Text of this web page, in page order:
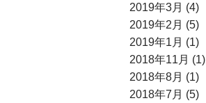
2019年3月 (4)
2019年2月 (5)
2019年1月 (1)
2018年11月 (1)
2018年8月 (1)
2018年7月 (5)